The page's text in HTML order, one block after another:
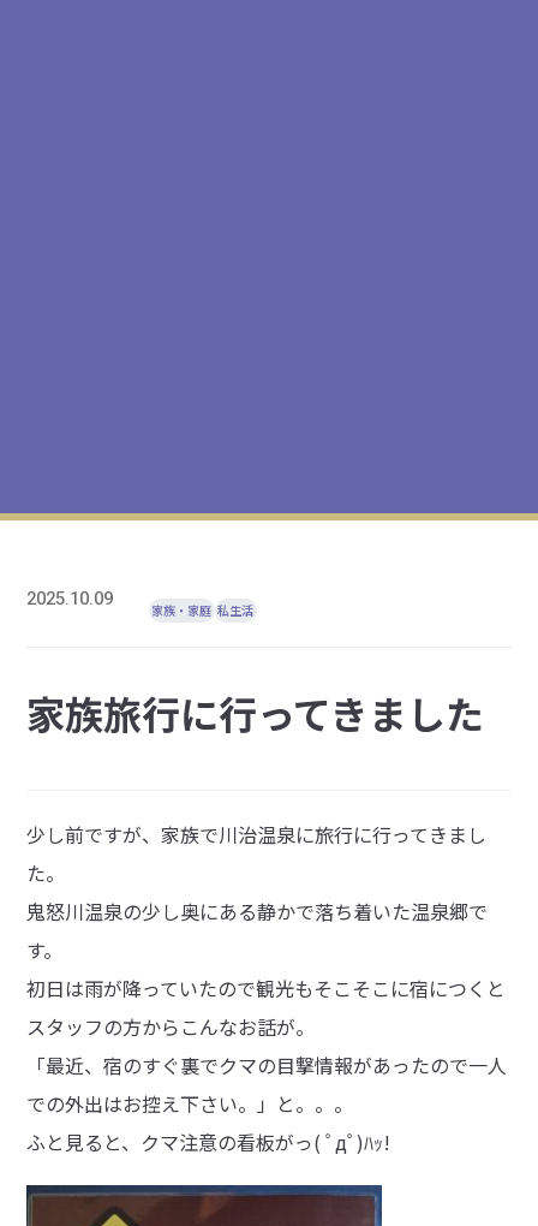
2025.10.09 家族・家庭 私生活
家族旅行に行ってきました
少し前ですが、家族で川治温泉に旅行に行ってきまし
た。
鬼怒川温泉の少し奥にある静かで落ち着いた温泉郷で
す。
初日は雨が降っていたので観光もそこそこに宿につくと
スタッフの方からこんなお話が。
「最近、宿のすぐ裏でクマの目撃情報があったので一人
での外出はお控え下さい。」と。。。
ふと見ると、クマ注意の看板がっ( ﾟдﾟ)ﾊｯ!